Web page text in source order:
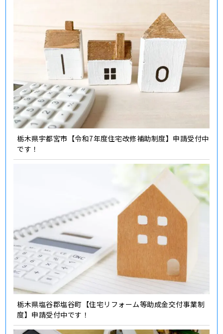
栃木県宇都宮市【令和7年度住宅改修補助制度】申請受付中
です！
栃木県塩谷郡塩谷町【住宅リフォーム等助成金交付事業制
度】申請受付中です！